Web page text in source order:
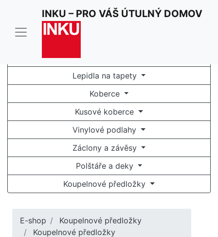
INKU – PRO VÁŠ ÚTULNÝ DOMOV
Lepidla na tapety
Koberce
Kusové koberce
Vinylové podlahy
Záclony a závěsy
Polštáře a deky
Koupelnové předložky
E-shop
Koupelnové předložky
Koupelnové předložky